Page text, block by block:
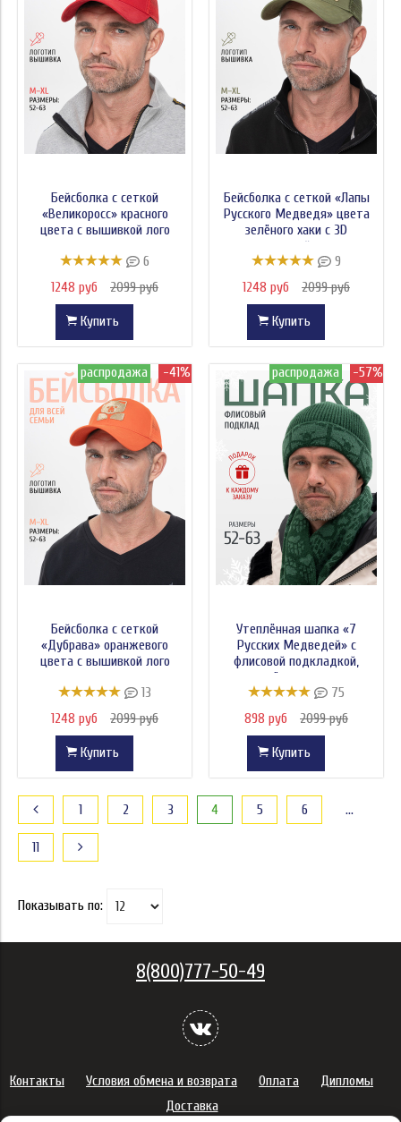
Бейсболка с сеткой
«Великоросс» красного
цвета с вышивкой лого
6
1248 руб
2099 руб
Купить
Бейсболка с сеткой «Лапы
Русского Медведя» цвета
зелёного хаки с 3D
вышивкой лого
9
1248 руб
2099 руб
Купить
распродажа -41%
Бейсболка с сеткой
«Дубрава» оранжевого
цвета с вышивкой лого
13
1248 руб
2099 руб
Купить
распродажа -57%
Утеплённая шапка «7
Русских Медведей» с
флисовой подкладкой,
зелёного цвета
75
898 руб
2099 руб
Купить
1 2 3 4 5 6 …
11
Показывать по:
8(800)777-50-49
Контакты Условия обмена и возврата Оплата
Дипломы
Доставка